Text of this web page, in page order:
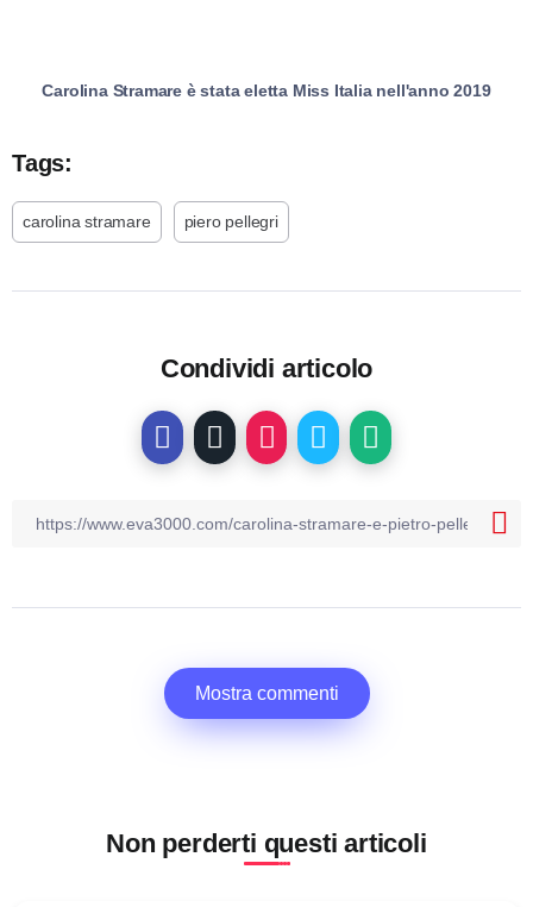
Carolina Stramare è stata eletta Miss Italia nell'anno 2019
Tags:
carolina stramare piero pellegri
Condividi articolo
Mostra commenti
Non perderti questi articoli